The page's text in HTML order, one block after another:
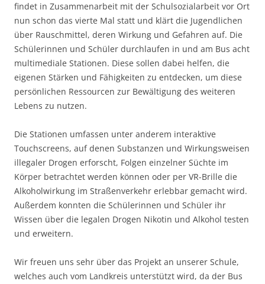
findet in Zusammenarbeit mit der Schulsozialarbeit vor Ort
nun schon das vierte Mal statt und klärt die Jugendlichen
über Rauschmittel, deren Wirkung und Gefahren auf. Die
Schülerinnen und Schüler durchlaufen in und am Bus acht
multimediale Stationen. Diese sollen dabei helfen, die
eigenen Stärken und Fähigkeiten zu entdecken, um diese
persönlichen Ressourcen zur Bewältigung des weiteren
Lebens zu nutzen.
Die Stationen umfassen unter anderem interaktive
Touchscreens, auf denen Substanzen und Wirkungsweisen
illegaler Drogen erforscht, Folgen einzelner Süchte im
Körper betrachtet werden können oder per VR-Brille die
Alkoholwirkung im Straßenverkehr erlebbar gemacht wird.
Außerdem konnten die Schülerinnen und Schüler ihr
Wissen über die legalen Drogen Nikotin und Alkohol testen
und erweitern.
Wir freuen uns sehr über das Projekt an unserer Schule,
welches auch vom Landkreis unterstützt wird, da der Bus